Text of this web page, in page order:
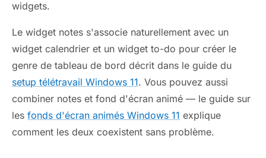
widgets.
Le widget notes s'associe naturellement avec un
widget calendrier et un widget to-do pour créer le
genre de tableau de bord décrit dans le guide du
setup télétravail Windows 11. Vous pouvez aussi
combiner notes et fond d'écran animé — le guide sur
les fonds d'écran animés Windows 11 explique
comment les deux coexistent sans problème.